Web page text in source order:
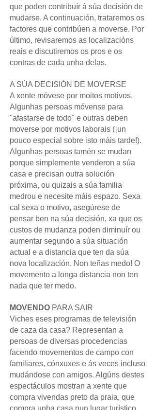
que poden contribuír á súa decisión de
mudarse. A continuación, trataremos os
factores que contribúen a moverse. Por
último, revisaremos as localizacións
reais e discutiremos os pros e os
contras de cada unha delas.
A SÚA DECISIÓN DE MOVERSE
A xente móvese por moitos motivos.
Algunhas persoas móvense para
"afastarse de todo" e outras deben
moverse por motivos laborais (¡un
pouco especial sobre isto máis tarde!).
Algunhas persoas tamén se mudan
porque simplemente venderon a súa
casa e precisan outra solución
próxima, ou quizais a súa familia
medrou e necesite máis espazo. Sexa
cal sexa o motivo, asegúrese de
pensar ben na súa decisión, xa que os
custos de mudanza poden diminuír ou
aumentar segundo a súa situación
actual e a distancia que ten da súa
nova localización. Non teñas medo! O
movemento a longa distancia non ten
nada que ter medo.
MOVENDO PARA SAIR
Viches eses programas de televisión
de caza da casa? Representan a
persoas de diversas procedencias
facendo movementos de campo con
familiares, cónxuxes e ás veces incluso
mudándose con amigos. Algúns destes
espectáculos mostran a xente que
compra vivendas preto da praia, que
compra unha casa nun lugar turístico